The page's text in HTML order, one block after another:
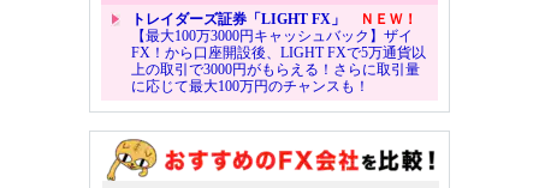
トレイダーズ証券「LIGHT FX」
ＮＥＷ！
【最大100万3000円キャッシュバック】ザイ
FX！から口座開設後、LIGHT FXで5万通貨以
上の取引で3000円がもらえる！さらに取引量
に応じて最大100万円のチャンスも！